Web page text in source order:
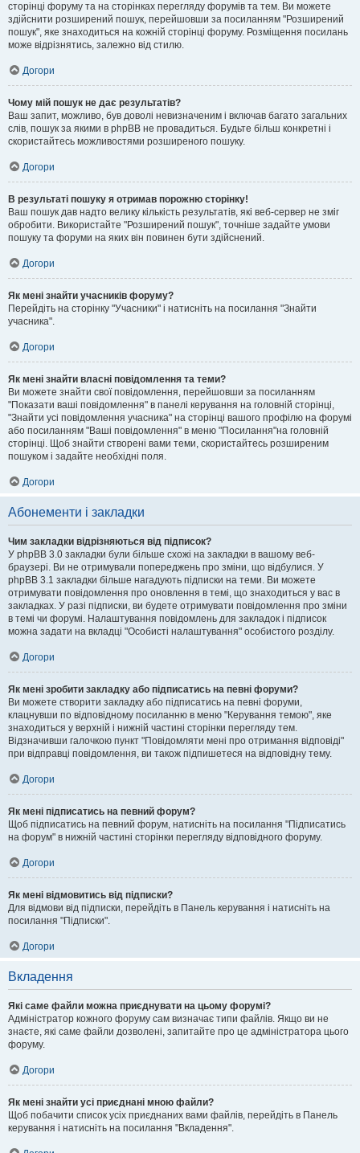
сторінці форуму та на сторінках перегляду форумів та тем. Ви можете
здійснити розширений пошук, перейшовши за посиланням "Розширений
пошук", яке знаходиться на кожній сторінці форуму. Розміщення посилань
може відрізнятись, залежно від стилю.
Догори
Чому мій пошук не дає результатів?
Ваш запит, можливо, був доволі невизначеним і включав багато загальних
слів, пошук за якими в phpBB не провадиться. Будьте більш конкретні і
скористайтесь можливостями розширеного пошуку.
Догори
В результаті пошуку я отримав порожню сторінку!
Ваш пошук дав надто велику кількість результатів, які веб-сервер не зміг
обробити. Використайте "Розширений пошук", точніше задайте умови
пошуку та форуми на яких він повинен бути здійснений.
Догори
Як мені знайти учасників форуму?
Перейдіть на сторінку "Учасники" і натисніть на посилання "Знайти
учасника".
Догори
Як мені знайти власні повідомлення та теми?
Ви можете знайти свої повідомлення, перейшовши за посиланням
"Показати ваші повідомлення" в панелі керування на головній сторінці,
"Знайти усі повідомлення учасника" на сторінці вашого профілю на форумі
або посиланням "Ваші повідомлення" в меню "Посилання"на головній
сторінці. Щоб знайти створені вами теми, скористайтесь розширеним
пошуком і задайте необхідні поля.
Догори
Абонементи і закладки
Чим закладки відрізняються від підписок?
У phpBB 3.0 закладки були більше схожі на закладки в вашому веб-
браузері. Ви не отримували попереджень про зміни, що відбулися. У
phpBB 3.1 закладки більше нагадують підписки на теми. Ви можете
отримувати повідомлення про оновлення в темі, що знаходиться у вас в
закладках. У разі підписки, ви будете отримувати повідомлення про зміни
в темі чи форумі. Налаштування повідомлень для закладок і підписок
можна задати на вкладці "Особисті налаштування" особистого розділу.
Догори
Як мені зробити закладку або підписатись на певні форуми?
Ви можете створити закладку або підписатись на певні форуми,
клацнувши по відповідному посиланню в меню "Керування темою", яке
знаходиться у верхній і нижній частині сторінки перегляду тем.
Відзначивши галочкою пункт "Повідомляти мені про отримання відповіді"
при відправці повідомлення, ви також підпишетеся на відповідну тему.
Догори
Як мені підписатись на певний форум?
Щоб підписатись на певний форум, натисніть на посилання "Підписатись
на форум" в нижній частині сторінки перегляду відповідного форуму.
Догори
Як мені відмовитись від підписки?
Для відмови від підписки, перейдіть в Панель керування і натисніть на
посилання "Підписки".
Догори
Вкладення
Які саме файли можна приєднувати на цьому форумі?
Адміністратор кожного форуму сам визначає типи файлів. Якщо ви не
знаєте, які саме файли дозволені, запитайте про це адміністратора цього
форуму.
Догори
Як мені знайти усі приєднані мною файли?
Щоб побачити список усіх приєднаних вами файлів, перейдіть в Панель
керування і натисніть на посилання "Вкладення".